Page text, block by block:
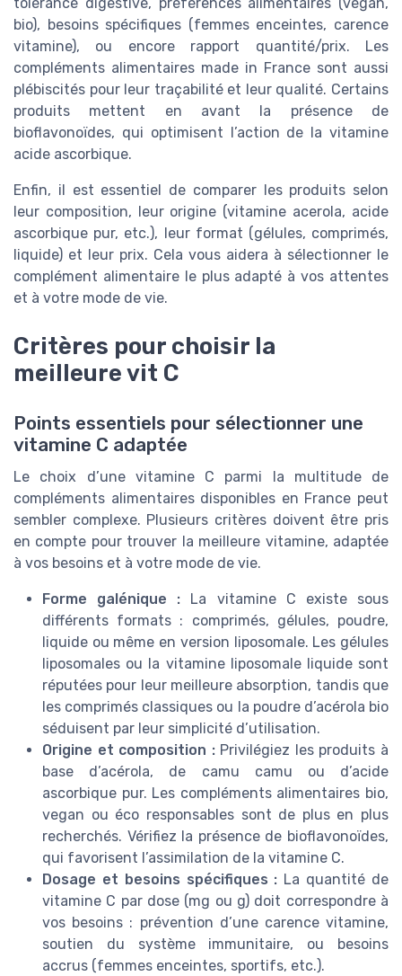
bio), besoins spécifiques (femmes enceintes, carence
vitamine), ou encore rapport quantité/prix. Les
compléments alimentaires made in France sont aussi
plébiscités pour leur traçabilité et leur qualité. Certains
produits mettent en avant la présence de
bioflavonoïdes, qui optimisent l’action de la vitamine
acide ascorbique.
Enfin, il est essentiel de comparer les produits selon
leur composition, leur origine (vitamine acerola, acide
ascorbique pur, etc.), leur format (gélules, comprimés,
liquide) et leur prix. Cela vous aidera à sélectionner le
complément alimentaire le plus adapté à vos attentes
et à votre mode de vie.
Critères pour choisir la
meilleure vit C
Points essentiels pour sélectionner une
vitamine C adaptée
Le choix d’une vitamine C parmi la multitude de
compléments alimentaires disponibles en France peut
sembler complexe. Plusieurs critères doivent être pris
en compte pour trouver la meilleure vitamine, adaptée
à vos besoins et à votre mode de vie.
Forme galénique : La vitamine C existe sous
différents formats : comprimés, gélules, poudre,
liquide ou même en version liposomale. Les gélules
liposomales ou la vitamine liposomale liquide sont
réputées pour leur meilleure absorption, tandis que
les comprimés classiques ou la poudre d’acérola bio
séduisent par leur simplicité d’utilisation.
Origine et composition :Privilégiez les produits à
base d’acérola, de camu camu ou d’acide
ascorbique pur. Les compléments alimentaires bio,
vegan ou éco responsables sont de plus en plus
recherchés. Vérifiez la présence de bioflavonoïdes,
qui favorisent l’assimilation de la vitamine C.
Dosage et besoins spécifiques : La quantité de
vitamine C par dose (mg ou g) doit correspondre à
vos besoins : prévention d’une carence vitamine,
soutien du système immunitaire, ou besoins
accrus (femmes enceintes, sportifs, etc.).